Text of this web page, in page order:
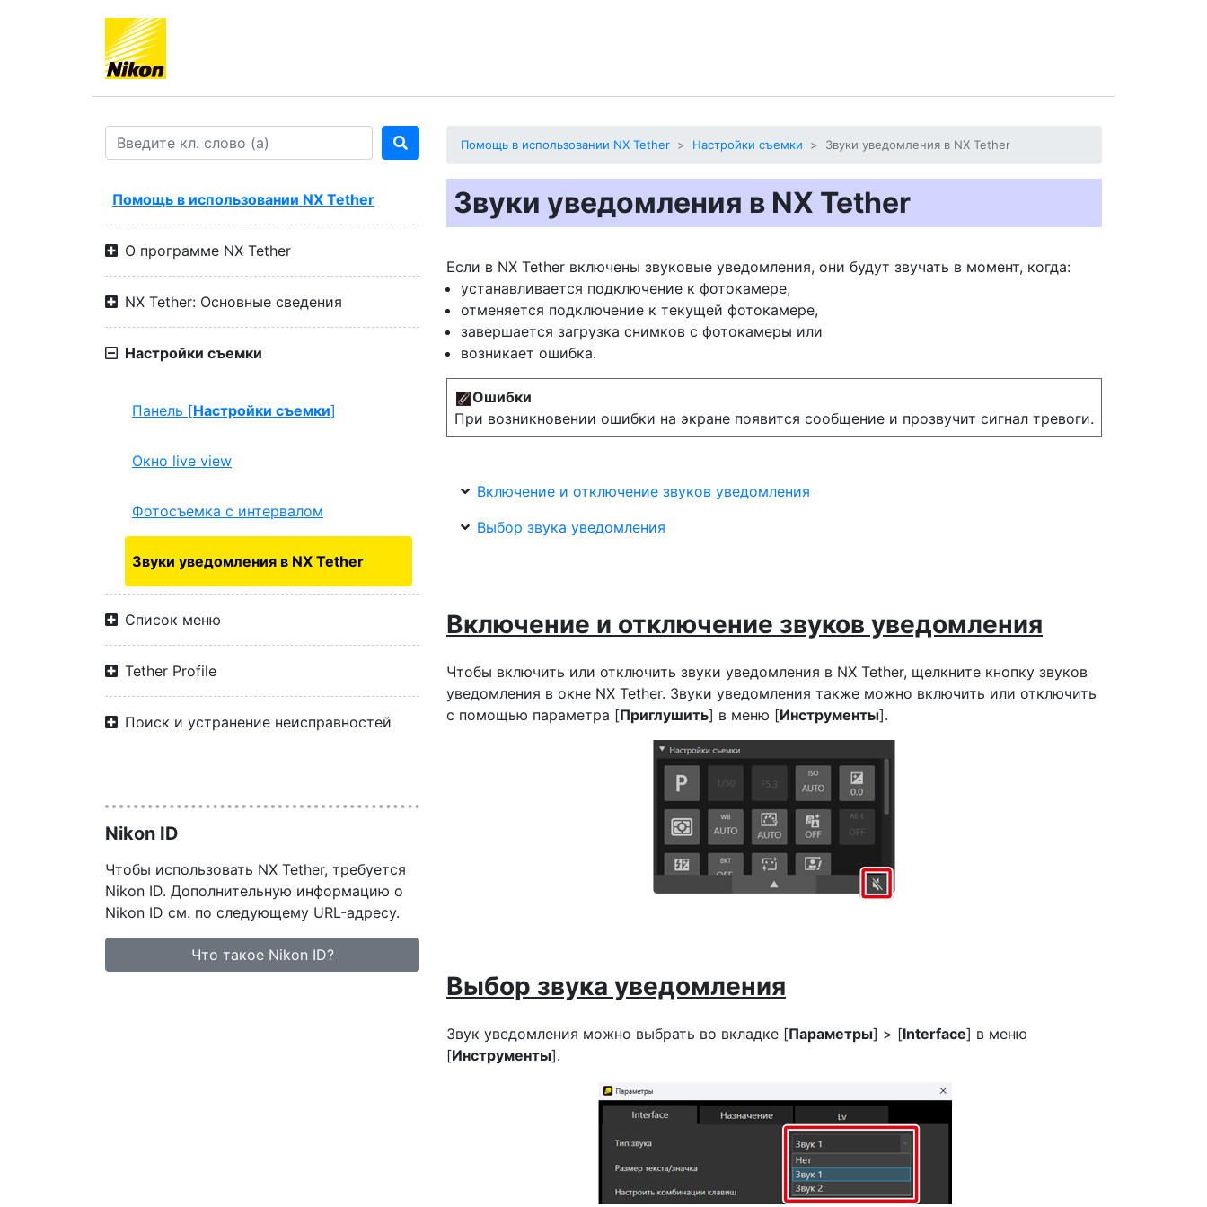
Помощь в использовании NX Tether
О программе NX Tether
NX Tether: Основные сведения
Настройки съемки
Панель [Настройки съемки]
Окно live view
Фотосъемка с интервалом
Звуки уведомления в NX Tether
Список меню
Tether Profile
Поиск и устранение неисправностей
Nikon ID
Чтобы использовать NX Tether, требуется
Nikon ID. Дополнительную информацию о
Nikon ID см. по следующему URL-адресу.
Что такое Nikon ID?
Помощь в использовании NX Tether Настройки съемки Звуки уведомления в NX Tether
Звуки уведомления в NX Tether
Если в NX Tether включены звуковые уведомления, они будут звучать в момент, когда:
устанавливается подключение к фотокамере,
отменяется подключение к текущей фотокамере,
завершается загрузка снимков с фотокамеры или
возникает ошибка.
Ошибки
При возникновении ошибки на экране появится сообщение и прозвучит сигнал тревоги.
Включение и отключение звуков уведомления
Выбор звука уведомления
Включение и отключение звуков уведомления
Чтобы включить или отключить звуки уведомления в NX Tether, щелкните кнопку звуков
уведомления в окне NX Tether. Звуки уведомления также можно включить или отключить
с помощью параметра [Приглушить] в меню [Инструменты].
Выбор звука уведомления
Звук уведомления можно выбрать во вкладке [Параметры] > [Interface] в меню
[Инструменты].